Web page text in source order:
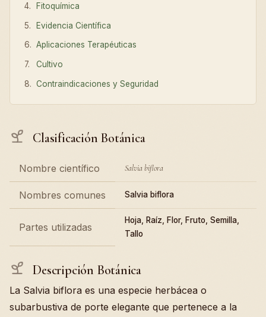
Fitoquímica
Evidencia Científica
Aplicaciones Terapéuticas
Cultivo
Contraindicaciones y Seguridad
Clasificación Botánica
Nombre científico Salvia biflora
Nombres comunes Salvia biflora
Partes utilizadas
Hoja, Raíz, Flor, Fruto, Semilla,
Tallo
Descripción Botánica
La Salvia biflora es una especie herbácea o
subarbustiva de porte elegante que pertenece a la